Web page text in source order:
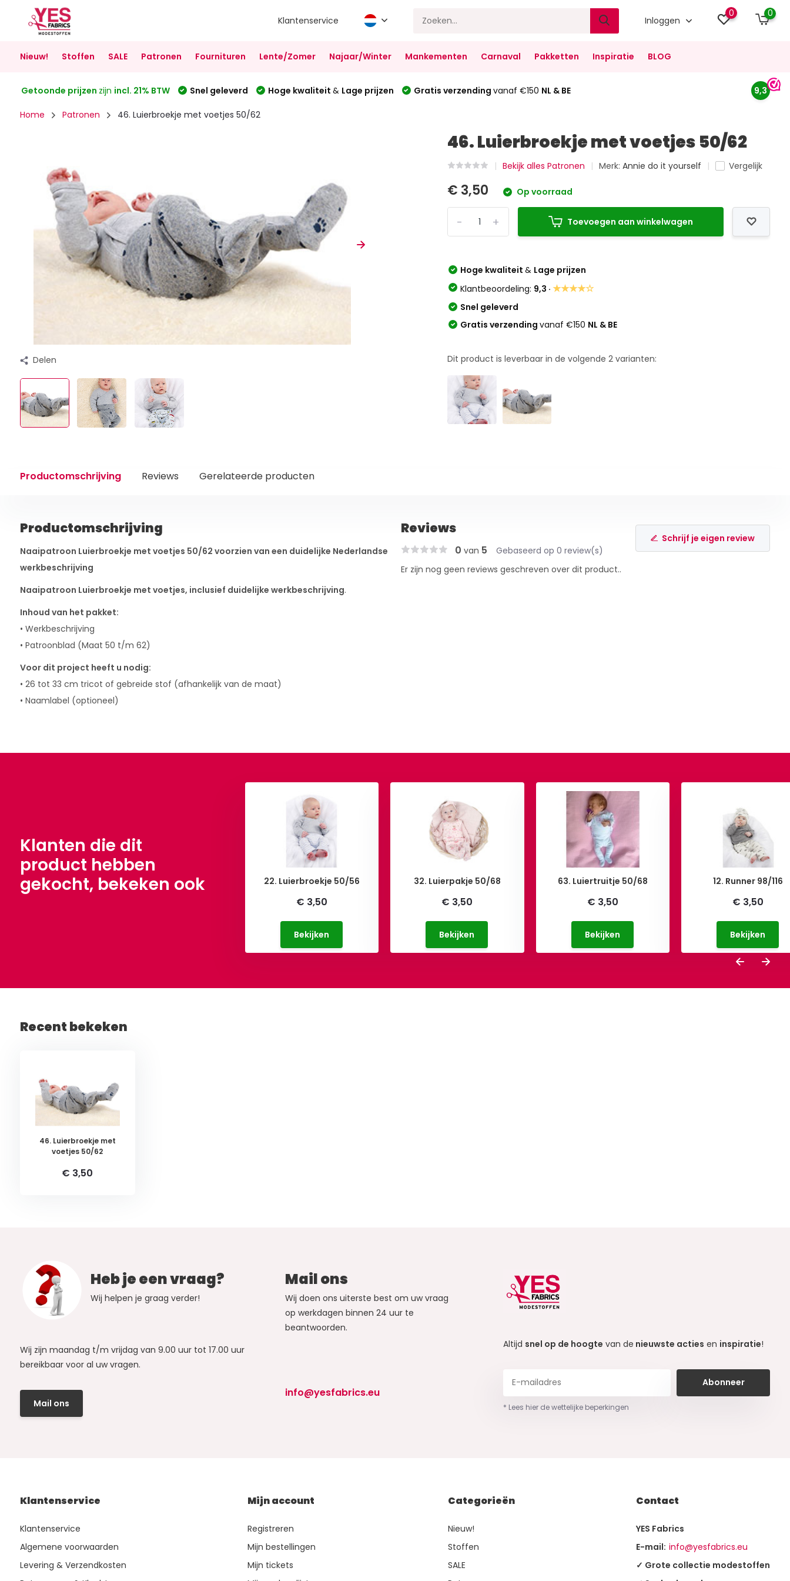
Klantenservice Inloggen
0 0
Nieuw! Stoffen SALE Patronen Fournituren Lente/Zomer Najaar/Winter Mankementen Carnaval Pakketten Inspiratie BLOG
Getoonde prijzen zijn incl. 21% BTW Snel geleverd Hoge kwaliteit & Lage prijzen Gratis verzending vanaf €150 NL & BE 9,3
Home Patronen 46. Luierbroekje met voetjes 50/62
Delen
46. Luierbroekje met voetjes 50/62
Bekijk alles Patronen Merk:Annie do it yourself Vergelijk
€ 3,50 Op voorraad
+
- Toevoegen aan winkelwagen
Hoge kwaliteit& Lage prijzen
Klantbeoordeling: 9,3 ·★★★★☆
Snel geleverd
Gratis verzendingvanaf €150 NL & BE
Dit product is leverbaar in de volgende2 varianten:
Productomschrijving Reviews Gerelateerde producten
Productomschrijving
Naaipatroon Luierbroekje met voetjes 50/62 voorzien van een duidelijke Nederlandse
werkbeschrijving
Naaipatroon Luierbroekje met voetjes, inclusief duidelijke werkbeschrijving.
Inhoud van het pakket:
• Werkbeschrijving
• Patroonblad (Maat 50 t/m 62)
Voor dit project heeft u nodig:
• 26 tot 33 cm tricot of gebreide stof (afhankelijk van de maat)
• Naamlabel (optioneel)
Reviews
0 van 5 Gebaseerd op 0 review(s)
Schrijf je eigen review
Er zijn nog geen reviews geschreven over dit product..
Klanten die dit
product hebben
gekocht, bekeken ook
74/92 3. Harembroek 50/74 22. Luierbroekje 50/56
€ 3,50
Bekijken
32. Luierpakje 50/68
€ 3,50
Bekijken
63. Luiertruitje 50/68
€ 3,50
Bekijken
12. Runner 98/116
€ 3,50
Bekijken
Recent bekeken
46. Luierbroekje met
voetjes 50/62
€ 3,50
Heb je een vraag?
Wij helpen je graag verder!
Wij zijn maandag t/m vrijdag van 9.00 uur tot 17.00 uur
bereikbaar voor al uw vragen.
Mail ons
Mail ons
Wij doen ons uiterste best om uw vraag
op werkdagen binnen 24 uur te
beantwoorden.
info@yesfabrics.eu
Altijd snel op de hoogte van de nieuwste acties en inspiratie!
Abonneer
* Lees hier de wettelijke beperkingen
Klantenservice
Klantenservice
Algemene voorwaarden
Levering & Verzendkosten
Mijn account
Registreren
Mijn bestellingen
Mijn tickets
Categorieën
Nieuw!
Stoffen
SALE
Contact
YES Fabrics
E-mail: info@yesfabrics.eu
✓ Grote collectie modestoffen